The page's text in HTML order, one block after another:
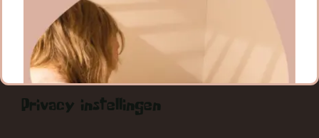
CONTACT
RONDLEIDING
AANMELDEN
Privacy instellingen